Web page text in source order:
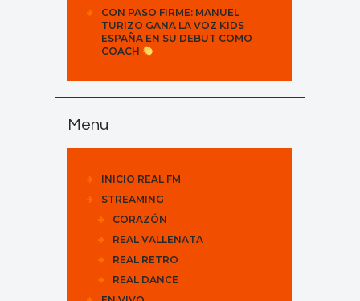
CON PASO FIRME: MANUEL
TURIZO GANA LA VOZ KIDS
ESPAÑA EN SU DEBUT COMO
COACH
Menu
INICIO REAL FM
STREAMING
CORAZÓN
REAL VALLENATA
REAL RETRO
REAL DANCE